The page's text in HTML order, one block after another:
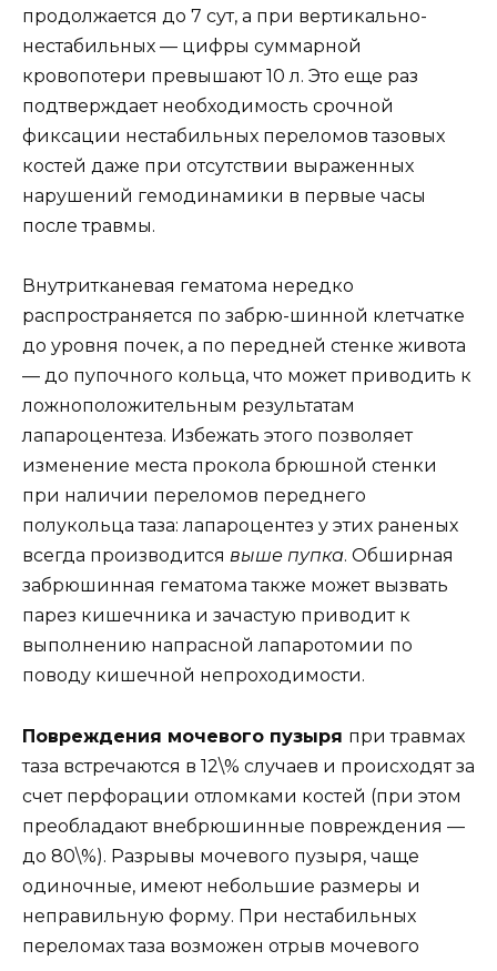
продолжается до 7 сут, а при вертикально-
нестабильных — цифры суммарной
кровопотери превышают 10 л. Это еще раз
подтверждает необходимость срочной
фиксации нестабильных переломов тазовых
костей даже при отсутствии выраженных
нарушений гемодинамики в первые часы
после травмы.
Внутритканевая гематома нередко
распространяется по забрю-шинной клетчатке
до уровня почек, а по передней стенке живота
— до пупочного кольца, что может приводить к
ложноположительным результатам
лапароцентеза. Избежать этого позволяет
изменение места прокола брюшной стенки
при наличии переломов переднего
полукольца таза: лапароцентез у этих раненых
всегда производится выше пупка. Обширная
забрюшинная гематома также может вызвать
парез кишечника и зачастую приводит к
выполнению напрасной лапаротомии по
поводу кишечной непроходимости.
Повреждения мочевого пузыря при травмах
таза встречаются в 12\% случаев и происходят за
счет перфорации отломками костей (при этом
преобладают внебрюшинные повреждения —
до 80\%). Разрывы мочевого пузыря, чаще
одиночные, имеют небольшие размеры и
неправильную форму. При нестабильных
переломах таза возможен отрыв мочевого